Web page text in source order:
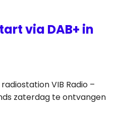
via DAB+ in
VIB Radio –
zaterdag te ontvangen